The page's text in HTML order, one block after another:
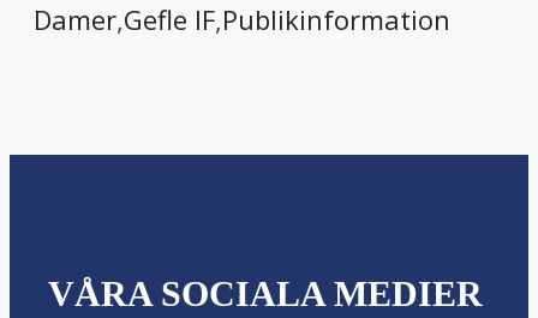
Damer,Gefle IF,Publikinformation
VÅRA SOCIALA MEDIER